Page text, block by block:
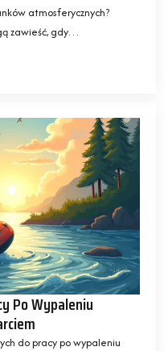
atmosferycznych?
zawieść, gdy…
Po Wypaleniu
do pracy po wypaleniu